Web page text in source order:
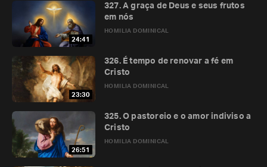
24:41
HOMILIA DOMINICAL
327. A graça de Deus e seus frutos
em nós
23:30
HOMILIA DOMINICAL
326. É tempo de renovar a fé em
Cristo
26:51
HOMILIA DOMINICAL
325. O pastoreio e o amor indiviso a
Cristo